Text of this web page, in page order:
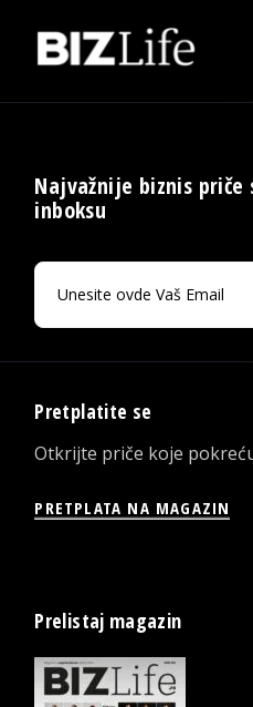
Najvažnije biznis priče
inboksu
Pretplatite se
Otkrijte priče koje
PRETPLATA NA MAGAZIN
Prelistaj magazin